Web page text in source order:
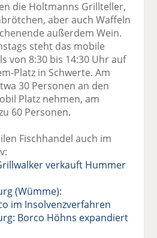
die Holtmanns Grillteller,
aber auch Waffeln
außerdem Wein.
steht das mobile
von 8:30 bis 14:30 Uhr auf
Platz in Schwerte. Am
30 Personen an den
Platz nehmen, am
60 Personen.
Fischhandel auch im
verkauft Hummer
(Wümme):
im Insolvenzverfahren
Borco Höhns expandiert